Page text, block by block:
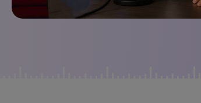
Chaîne YouTube officielle